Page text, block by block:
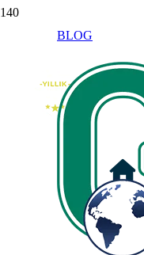
BLOG
Parsiyel